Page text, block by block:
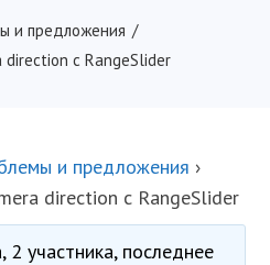
и предложения
с RangeSlider
и предложения ›
direction с RangeSlider
участника, последнее